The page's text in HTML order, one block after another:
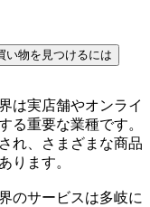
い物を見つけるには
は実店舗やオンライ
る重要な業種です。
れ、さまざまな商品
ります。
のサービスは多岐に